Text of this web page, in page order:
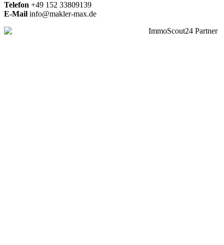
Telefon +49 152 33809139
E-Mail info@makler-max.de